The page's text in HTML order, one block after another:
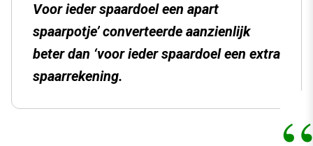
Voor ieder spaardoel een apart
spaarpotje’ converteerde aanzienlijk
beter dan ‘voor ieder spaardoel een extra
spaarrekening.